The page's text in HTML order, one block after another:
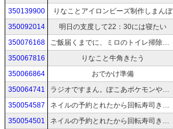
350139900
りなことアイロンビーズ制作しまんぼ
350092014
明日の支度して22：30には寝たい
350076168
ご飯届くまでに、ミロのトイレ掃除と風呂掃除はワンチャン終わらせたい
350067816
りなこと牛角きたう
350066864
おでかけ準備
350064741
ラジオですまん。ぽこあポケモンやりながら生活音を垂れ流すちょっとだけ喋りたい気持ち🥸⚠️
350054587
ネイルの予約とれたから回転寿司きたう
350054501
ネイルの予約とれたから回転寿司きたう